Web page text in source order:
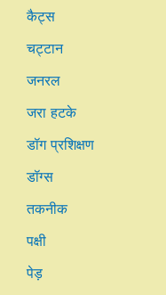
कैट्स
चट्टान
जनरल
जरा हटके
डॉग प्रशिक्षण
डॉग्स
तकनीक
पक्षी
पेड़